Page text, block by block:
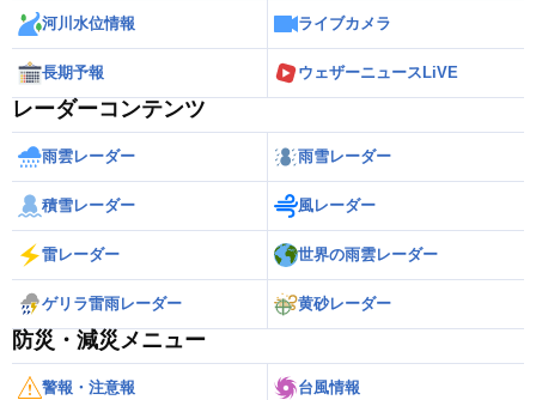
河川水位情報 ライブカメラ
長期予報 ウェザーニュースLiVE
レーダーコンテンツ
雨雲レーダー 雨雪レーダー
積雪レーダー 風レーダー
雷レーダー 世界の雨雲レーダー
ゲリラ雷雨レーダー 黄砂レーダー
防災・減災メニュー
警報・注意報 台風情報